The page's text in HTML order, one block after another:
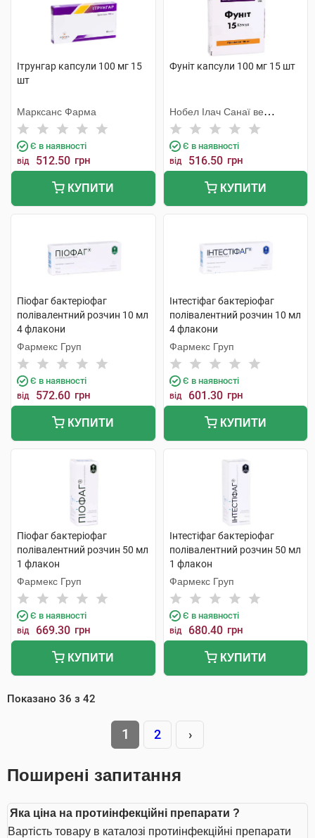
Ітрунгар капсули 100 мг 15
шт
Марксанс Фарма
Є в наявності
від 512.50 грн
КУПИТИ
Фуніт капсули 100 мг 15 шт
Нобел Ілач Санаї ве
Тіджарет
Є в наявності
від 516.50 грн
КУПИТИ
Піофаг бактеріофаг
полівалентний розчин 10 мл
4 флакони
Фармекс Груп
Є в наявності
від 572.60 грн
КУПИТИ
Інтестіфаг бактеріофаг
полівалентний розчин 10 мл
4 флакони
Фармекс Груп
Є в наявності
від 601.30 грн
КУПИТИ
Піофаг бактеріофаг
полівалентний розчин 50 мл
1 флакон
Фармекс Груп
Є в наявності
від 669.30 грн
КУПИТИ
Інтестіфаг бактеріофаг
полівалентний розчин 50 мл
1 флакон
Фармекс Груп
Є в наявності
від 680.40 грн
КУПИТИ
Показано 36 з 42
1 2 ›
Поширені запитання
Яка ціна на протиінфекційні препарати ?
Вартість товару в каталозі протиінфекційні препарати